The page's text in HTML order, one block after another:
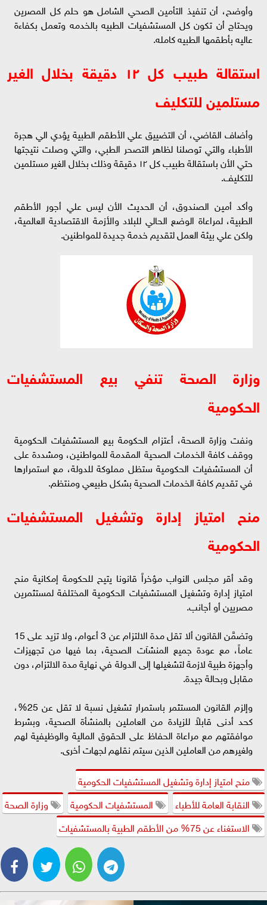
وأوضح، أن تنفيذ التأمين الصحي الشامل هو حلم كل المصرين
ويحتاج أن تكون كل المستشفيات الطبيه بالخدمه وتعمل بكفاءة
عاليه بأطقمها الطبيه كامله.
استقالة طبيب كل ١٢ دقيقة بخلال الغير
مستلمين للتكليف
وأضاف القاضي، أن التضييق علي الأطقم الطبية يؤدي الي هجرة
الأطباء والتي توصلنا لظاهر التصحر الطبي، والتي وصلت نتيجتها
حتي الأن باستقالة طبيب كل ١٢ دقيقة وذلك بخلال الغير مستلمين
للتكليف.
وأكد أمين الصندوق، أن الحديث الأن ليس علي أجور الأطقم
الطبية، لمراعاة الوضع الحالي للبلاد والأزمة الاقتصادية العالمية،
ولكن علي بيئة العمل لتقديم خدمة جديدة للمواطنين.
وزارة الصحة تنفي بيع المستشفيات
الحكومية
‎ونفت وزارة الصحة، أعتزام الحكومة بيع المستشفيات الحكومية
ووقف كافة الخدمات الصحية المقدمة للمواطنين، ومشددة على
أن المستشفيات الحكومية ستظل مملوكة للدولة، مع استمرارها
في تقديم كافة الخدمات الصحية بشكل طبيعي ومنتظم.
منح امتياز إدارة وتشغيل المستشفيات
الحكومية
وقد أقر مجلس النواب مؤخراً قانونا يتيح للحكومة إمكانية منح
امتياز إدارة وتشغيل المستشفيات الحكومية المختلفة لمستثمرين
مصريين أو أجانب.
‎وتضمَّن القانون ألا تقل مدة الالتزام عن 3 أعوام، ولا تزيد على 15
عاماً، مع عودة جميع المنشآت الصحية، بما فيها من تجهيزات
وأجهزة طبية لازمة لتشغيلها إلى الدولة في نهاية مدة الالتزام، دون
مقابل وبحالة جيدة.
‎وإلزم القانون المستثمر باستمرار تشغيل نسبة لا تقل عن 25%،
كحد أدنى قابلاً للزيادة من العاملين بالمنشأة الصحية، وبشرط
موافقتهم مع مراعاة الحفاظ على الحقوق المالية والوظيفية لهم
ولغيرهم من العاملين الذين سيتم نقلهم لجهات أخرى.
منح امتياز إدارة وتشغيل المستشفيات الحكومية
النقابة العامة للأطباء
المستشفيات الحكومية
وزارة الصحة
الاستغناء عن 75% من الأطقم الطبية بالمستشفيات